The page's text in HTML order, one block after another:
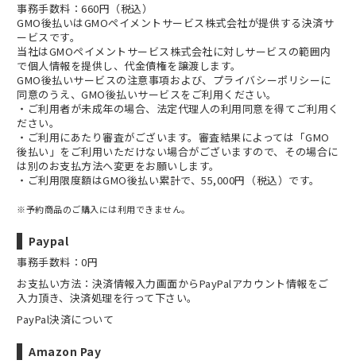
事務手数料：660円（税込）
GMO後払いはGMOペイメントサービス株式会社が提供する決済サ
ービスです。
当社はGMOペイメントサービス株式会社に対しサービスの範囲内
で個人情報を提供し、代金債権を譲渡します。
GMO後払いサービスの注意事項および、 プライバシーポリシーに
同意のうえ、GMO後払いサービスをご利用ください。
・ご利用者が未成年の場合、法定代理人の利用同意を得てご利用く
ださい。
・ご利用にあたり審査がございます。審査結果によっては「GMO
後払い」をご利用いただけない場合がございますので、その場合に
は別のお支払方法へ変更をお願いします。
・ご利用限度額はGMO後払い累計で、55,000円（税込）です。
※予約商品のご購入には利用できません。
Paypal
事務手数料：0円
お支払い方法：決済情報入力画面からPayPalアカウント情報をご
入力頂き、決済処理を行って下さい。
PayPal決済について
Amazon Pay